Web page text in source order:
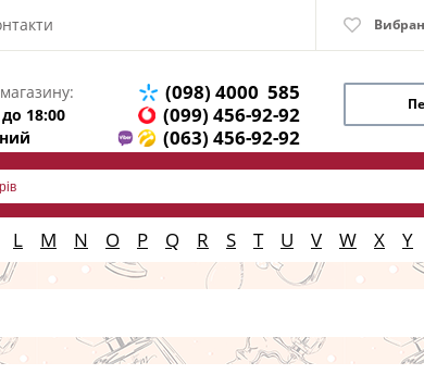
18:00
(098) 4000 585
(099) 456-92-92
(063) 456-92-92
L M N O P Q R S T U V W X Y